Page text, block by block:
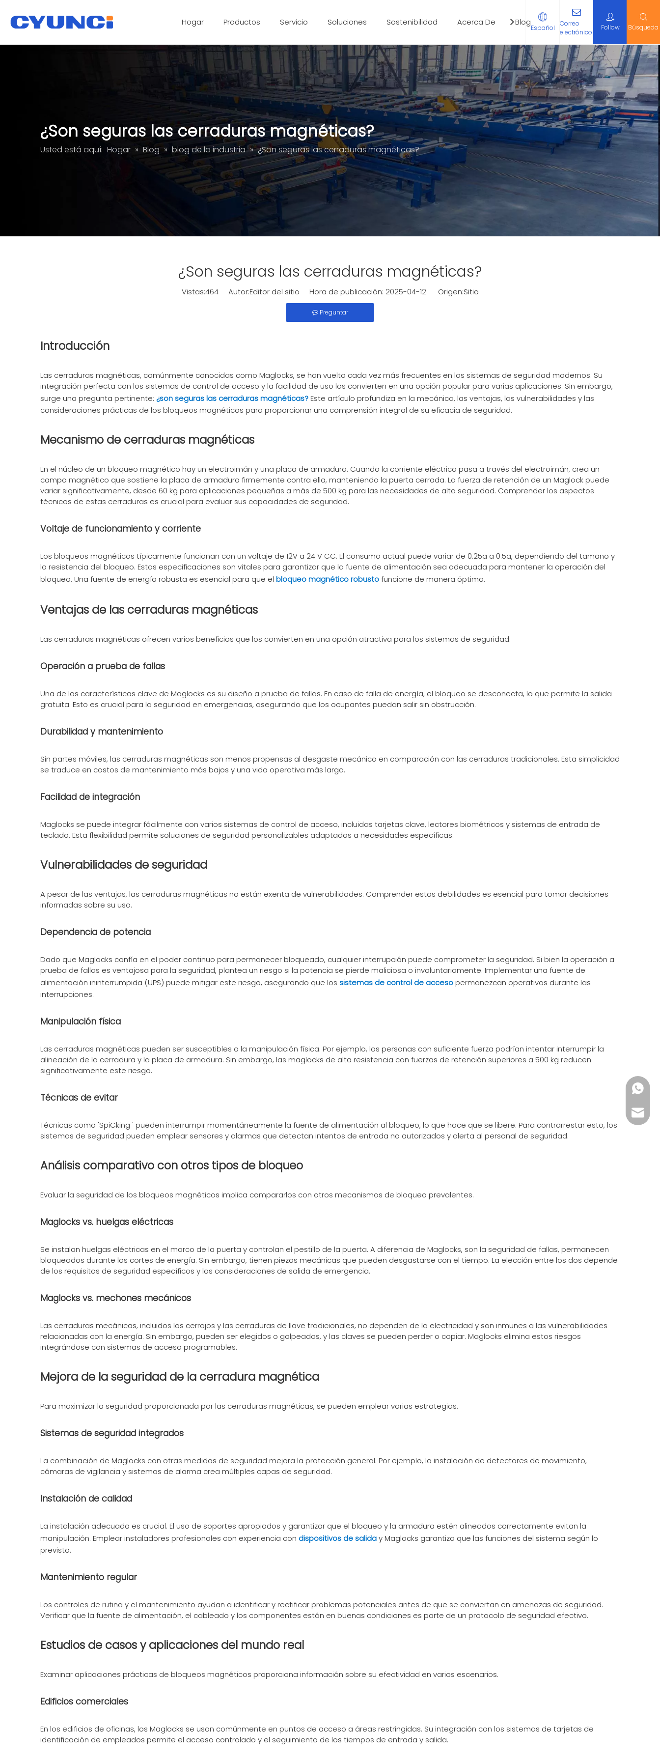
Hogar Productos Servicio Soluciones Sostenibilidad Acerca De Blog Contáctenos
Español
Correo
electrónico
Follow Búsqueda
¿Son seguras las cerraduras magnéticas?
Usted está aquí: Hogar » Blog » blog de la industria » ¿Son seguras las cerraduras magnéticas?
¿Son seguras las cerraduras magnéticas?
Vistas:464Autor:Editor del sitio Hora de publicación: 2025-04-12 Origen:Sitio
Preguntar
Introducción
Las cerraduras magnéticas, comúnmente conocidas como Maglocks, se han vuelto cada vez más frecuentes en los sistemas de seguridad modernos. Su
integración perfecta con los sistemas de control de acceso y la facilidad de uso los convierten en una opción popular para varias aplicaciones. Sin embargo,
surge una pregunta pertinente: ¿son seguras las cerraduras magnéticas?Este artículo profundiza en la mecánica, las ventajas, las vulnerabilidades y las
consideraciones prácticas de los bloqueos magnéticos para proporcionar una comprensión integral de su eficacia de seguridad.
Mecanismo de cerraduras magnéticas
En el núcleo de un bloqueo magnético hay un electroimán y una placa de armadura. Cuando la corriente eléctrica pasa a través del electroimán, crea un
campo magnético que sostiene la placa de armadura firmemente contra ella, manteniendo la puerta cerrada. La fuerza de retención de un Maglock puede
variar significativamente, desde 60 kg para aplicaciones pequeñas a más de 500 kg para las necesidades de alta seguridad. Comprender los aspectos
técnicos de estas cerraduras es crucial para evaluar sus capacidades de seguridad.
Voltaje de funcionamiento y corriente
Los bloqueos magnéticos típicamente funcionan con un voltaje de 12V a 24 V CC. El consumo actual puede variar de 0.25a a 0.5a, dependiendo del tamaño y
la resistencia del bloqueo. Estas especificaciones son vitales para garantizar que la fuente de alimentación sea adecuada para mantener la operación del
bloqueo. Una fuente de energía robusta es esencial para que el bloqueo magnético robustofuncione de manera óptima.
Ventajas de las cerraduras magnéticas
Las cerraduras magnéticas ofrecen varios beneficios que los convierten en una opción atractiva para los sistemas de seguridad:
Operación a prueba de fallas
Una de las características clave de Maglocks es su diseño a prueba de fallas. En caso de falla de energía, el bloqueo se desconecta, lo que permite la salida
gratuita. Esto es crucial para la seguridad en emergencias, asegurando que los ocupantes puedan salir sin obstrucción.
Durabilidad y mantenimiento
Sin partes móviles, las cerraduras magnéticas son menos propensas al desgaste mecánico en comparación con las cerraduras tradicionales. Esta simplicidad
se traduce en costos de mantenimiento más bajos y una vida operativa más larga.
Facilidad de integración
Maglocks se puede integrar fácilmente con varios sistemas de control de acceso, incluidas tarjetas clave, lectores biométricos y sistemas de entrada de
teclado. Esta flexibilidad permite soluciones de seguridad personalizables adaptadas a necesidades específicas.
Vulnerabilidades de seguridad
A pesar de las ventajas, las cerraduras magnéticas no están exenta de vulnerabilidades. Comprender estas debilidades es esencial para tomar decisiones
informadas sobre su uso.
Dependencia de potencia
Dado que Maglocks confía en el poder continuo para permanecer bloqueado, cualquier interrupción puede comprometer la seguridad. Si bien la operación a
prueba de fallas es ventajosa para la seguridad, plantea un riesgo si la potencia se pierde maliciosa o involuntariamente. Implementar una fuente de
alimentación ininterrumpida (UPS) puede mitigar este riesgo, asegurando que los sistemas de control de accesopermanezcan operativos durante las
interrupciones.
Manipulación física
Las cerraduras magnéticas pueden ser susceptibles a la manipulación física. Por ejemplo, las personas con suficiente fuerza podrían intentar interrumpir la
alineación de la cerradura y la placa de armadura. Sin embargo, las maglocks de alta resistencia con fuerzas de retención superiores a 500 kg reducen
significativamente este riesgo.
Técnicas de evitar
Técnicas como 'SpiCking ' pueden interrumpir momentáneamente la fuente de alimentación al bloqueo, lo que hace que se libere. Para contrarrestar esto, los
sistemas de seguridad pueden emplear sensores y alarmas que detectan intentos de entrada no autorizados y alerta al personal de seguridad.
Análisis comparativo con otros tipos de bloqueo
Evaluar la seguridad de los bloqueos magnéticos implica compararlos con otros mecanismos de bloqueo prevalentes.
Maglocks vs. huelgas eléctricas
Se instalan huelgas eléctricas en el marco de la puerta y controlan el pestillo de la puerta. A diferencia de Maglocks, son la seguridad de fallas, permanecen
bloqueados durante los cortes de energía. Sin embargo, tienen piezas mecánicas que pueden desgastarse con el tiempo. La elección entre los dos depende
de los requisitos de seguridad específicos y las consideraciones de salida de emergencia.
Maglocks vs. mechones mecánicos
Las cerraduras mecánicas, incluidos los cerrojos y las cerraduras de llave tradicionales, no dependen de la electricidad y son inmunes a las vulnerabilidades
relacionadas con la energía. Sin embargo, pueden ser elegidos o golpeados, y las claves se pueden perder o copiar. Maglocks elimina estos riesgos
integrándose con sistemas de acceso programables.
Mejora de la seguridad de la cerradura magnética
Para maximizar la seguridad proporcionada por las cerraduras magnéticas, se pueden emplear varias estrategias:
Sistemas de seguridad integrados
La combinación de Maglocks con otras medidas de seguridad mejora la protección general. Por ejemplo, la instalación de detectores de movimiento,
cámaras de vigilancia y sistemas de alarma crea múltiples capas de seguridad.
Instalación de calidad
La instalación adecuada es crucial. El uso de soportes apropiados y garantizar que el bloqueo y la armadura estén alineados correctamente evitan la
manipulación. Emplear instaladores profesionales con experiencia con dispositivos de saliday Maglocks garantiza que las funciones del sistema según lo
previsto.
Mantenimiento regular
Los controles de rutina y el mantenimiento ayudan a identificar y rectificar problemas potenciales antes de que se conviertan en amenazas de seguridad.
Verificar que la fuente de alimentación, el cableado y los componentes están en buenas condiciones es parte de un protocolo de seguridad efectivo.
Estudios de casos y aplicaciones del mundo real
Examinar aplicaciones prácticas de bloqueos magnéticos proporciona información sobre su efectividad en varios escenarios.
Edificios comerciales
En los edificios de oficinas, los Maglocks se usan comúnmente en puntos de acceso a áreas restringidas. Su integración con los sistemas de tarjetas de
identificación de empleados permite el acceso controlado y el seguimiento de los tiempos de entrada y salida.